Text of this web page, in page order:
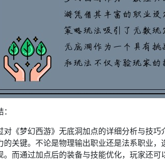
对《梦幻西游》无底洞加点的详细分析与技
的关键。不论是物理输出职业还是法系职业
。而通过加点后的装备与技能优化，玩家还